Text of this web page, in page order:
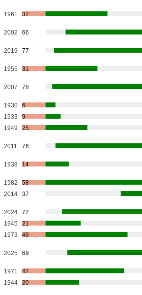
1961 37
2002 66
2019 77
1955 31
2007 78
1930
6
1933
9
1949 25
2011 76
1938 14
1982
58
2014 37
2024
72
1945
21
1973 49
2025 69
1971
47
1944 20